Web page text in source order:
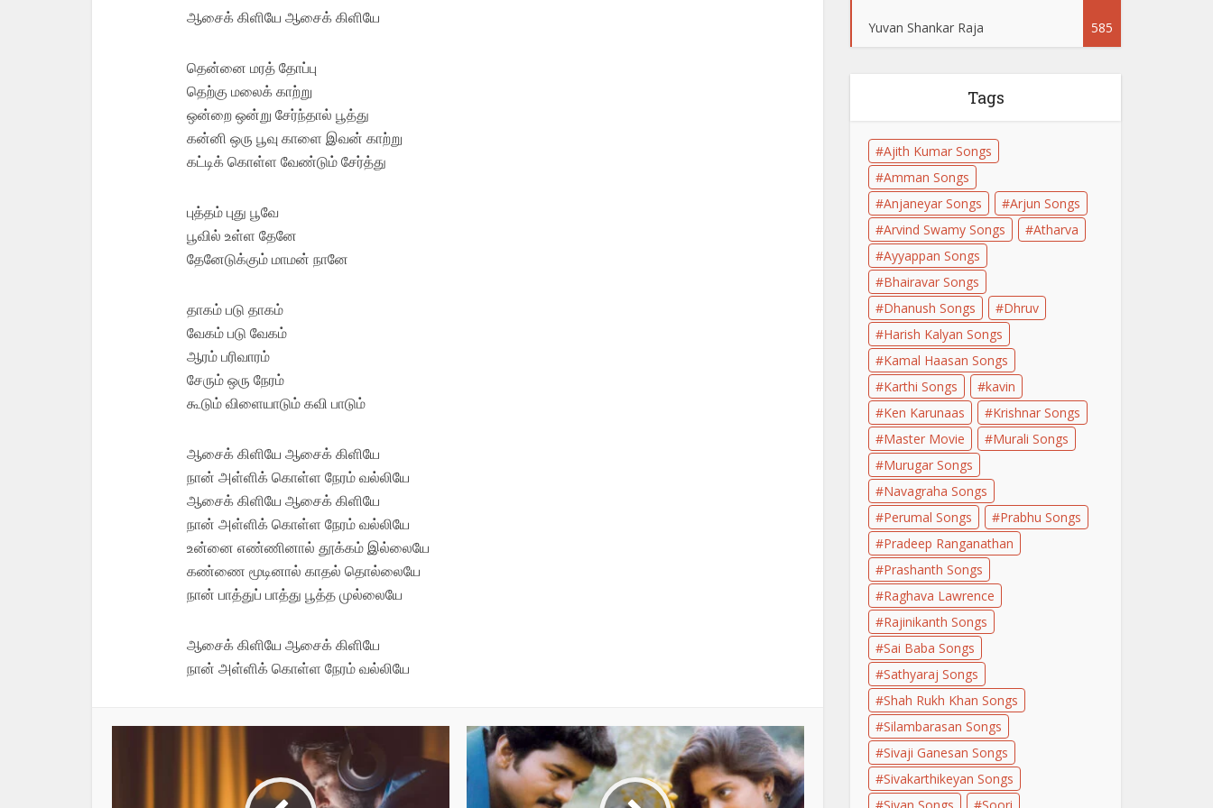
ஆசைக் கிளியே ஆசைக் கிளியே
தென்னை மரத் தோப்பு
தெற்கு மலைக் காற்று
ஒன்றை ஒன்று சேர்ந்தால் பூத்து
கன்னி ஒரு பூவு காளை இவன் காற்று
கட்டிக் கொள்ள வேண்டும் சேர்த்து
புத்தம் புது பூவே
பூவில் உள்ள தேனே
தேனேடுக்கும் மாமன் நானே
தாகம் படு தாகம்
வேகம் படு வேகம்
ஆரம் பரிவாரம்
சேரும் ஒரு நேரம்
கூடும் விளையாடும் கவி பாடும்
ஆசைக் கிளியே ஆசைக் கிளியே
நான் அள்ளிக் கொள்ள நேரம் வல்லியே
ஆசைக் கிளியே ஆசைக் கிளியே
நான் அள்ளிக் கொள்ள நேரம் வல்லியே
உன்னை எண்ணினால் தூக்கம் இல்லையே
கண்ணை மூடினால் காதல் தொல்லையே
நான் பாத்துப் பாத்து பூத்த முல்லையே
ஆசைக் கிளியே ஆசைக் கிளியே
நான் அள்ளிக் கொள்ள நேரம் வல்லியே
Yuvan Shankar Raja 585
Tags
Ajith Kumar Songs
Amman Songs
Anjaneyar Songs
Arjun Songs
Arvind Swamy Songs
Atharva
Ayyappan Songs
Bhairavar Songs
Dhanush Songs
Dhruv
Harish Kalyan Songs
Kamal Haasan Songs
Karthi Songs
kavin
Ken Karunaas
Krishnar Songs
Master Movie
Murali Songs
Murugar Songs
Navagraha Songs
Perumal Songs
Prabhu Songs
Pradeep Ranganathan
Prashanth Songs
Raghava Lawrence
Rajinikanth Songs
Sai Baba Songs
Sathyaraj Songs
Shah Rukh Khan Songs
Silambarasan Songs
Sivaji Ganesan Songs
Sivakarthikeyan Songs